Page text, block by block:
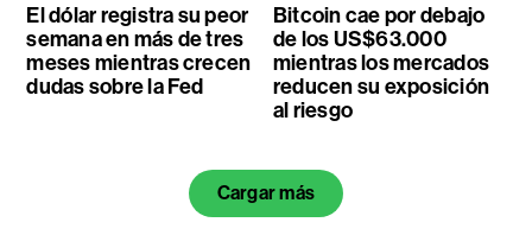
El dólar registra su peor
semana en más de tres
meses mientras crecen
dudas sobre la Fed
Bitcoin cae por debajo
de los US$63.000
mientras los mercados
reducen su exposición
al riesgo
Cargar más